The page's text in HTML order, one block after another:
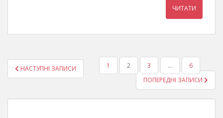
ЧИТАТИ
ПАГІНАЦІЯ
ЗАПИСІВ
НАСТУПНІ ЗАПИСИ 1 2 3 …
6
ПОПЕРЕДНІ ЗАПИСИ